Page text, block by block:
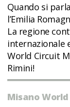
Quando si
l’Emilia
La regione
internazionale
World Circuit
Rimini!
Misano